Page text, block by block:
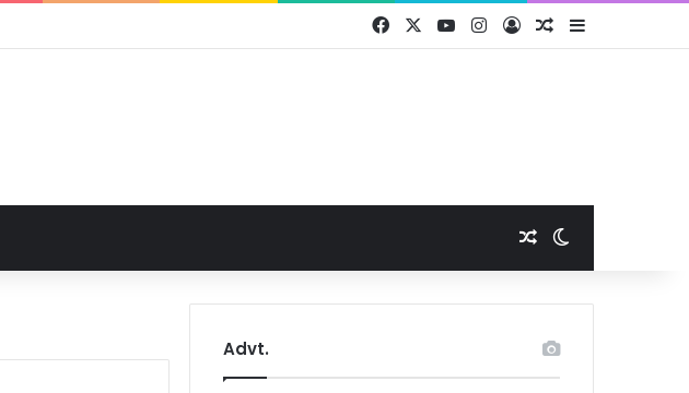
FacebookYouTubeInstagram
Log InRandom Article
Sidebar
Random Article
Advt.